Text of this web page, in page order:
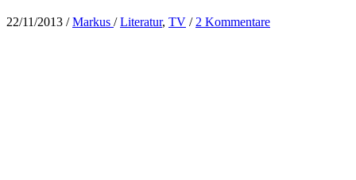
22/11/2013 /Markus /Literatur, TV / 2 Kommentare